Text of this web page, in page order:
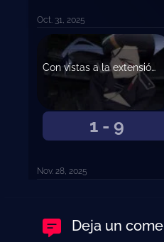
Oct. 31, 2025
1 - 9
Con vistas a la extensión de los días pasados
Nov. 28, 2025
Deja un